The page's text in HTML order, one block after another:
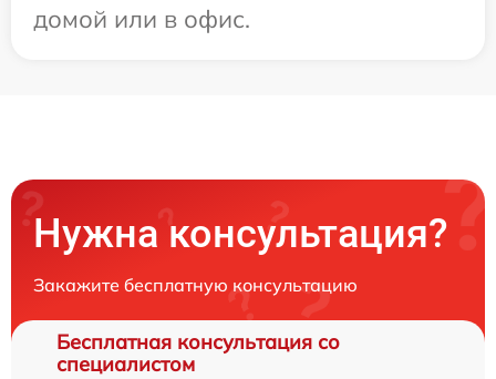
домой или в офис.
Нужна консультация?
Закажите бесплатную консультацию
Бесплатная консультация со
специалистом